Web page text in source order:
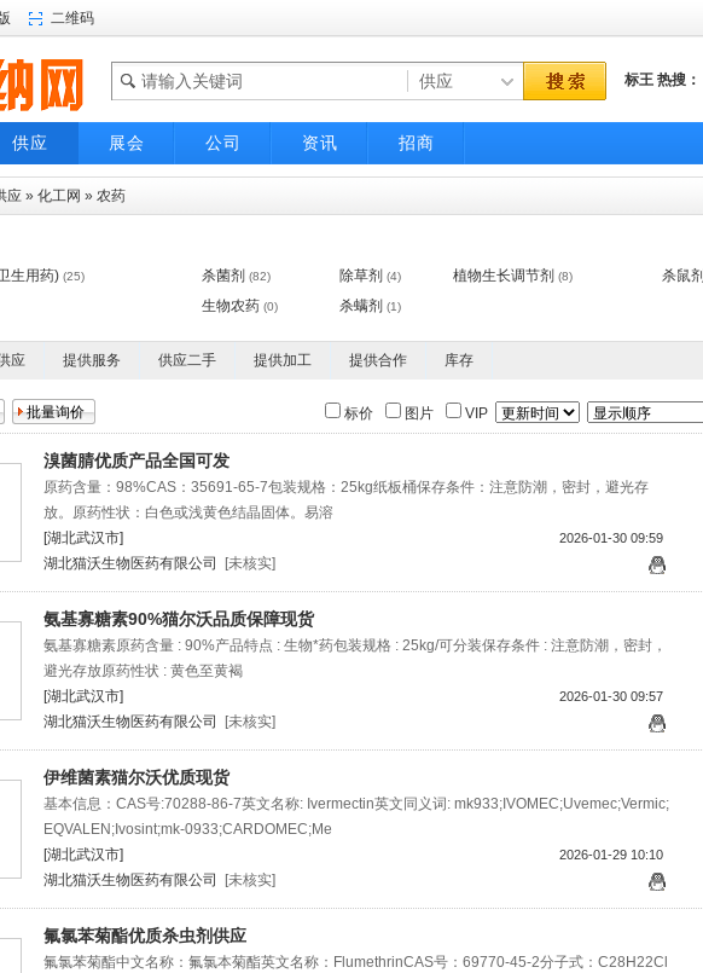
二维码
标王 热搜：
供应 展会 公司 资讯 招商
应 » 化工网 » 农药
生用药) (25) 杀菌剂 (82) 除草剂 (4) 植物生长调节剂 (8) 杀鼠剂
生物农药 (0) 杀螨剂 (1)
应 提供服务 供应二手 提供加工 提供合作 库存
标价 图片 VIP
溴菌腈优质产品全国可发
原药含量：98%CAS：35691-65-7包装规格：25kg纸板桶保存条件：注意防潮，密封，避光存
放。原药性状：白色或浅黄色结晶固体。易溶
2026-01-30 09:59
[湖北武汉市]
湖北猫沃生物医药有限公司
[未核实]
氨基寡糖素90%猫尔沃品质保障现货
氨基寡糖素原药含量 : 90%产品特点 : 生物*药包装规格 : 25kg/可分装保存条件 : 注意防潮，密封，
避光存放原药性状 : 黄色至黄褐
2026-01-30 09:57
[湖北武汉市]
湖北猫沃生物医药有限公司
[未核实]
伊维菌素猫尔沃优质现货
基本信息：CAS号:70288-86-7英文名称: Ivermectin英文同义词: mk933;IVOMEC;Uvemec;Vermic;
EQVALEN;Ivosint;mk-0933;CARDOMEC;Me
2026-01-29 10:10
[湖北武汉市]
湖北猫沃生物医药有限公司
[未核实]
氟氯苯菊酯优质杀虫剂供应
氟氯苯菊酯中文名称：氟氯本菊酯英文名称：FlumethrinCAS号：69770-45-2分子式：C28H22Cl